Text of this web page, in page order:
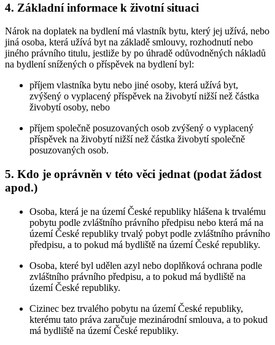
4. Základní informace k životní situaci
Nárok na doplatek na bydlení má vlastník bytu, který jej užívá, nebo
jiná osoba, která užívá byt na základě smlouvy, rozhodnutí nebo
jiného právního titulu, jestliže by po úhradě odůvodněných nákladů
na bydlení snížených o příspěvek na bydlení byl:
příjem vlastníka bytu nebo jiné osoby, která užívá byt,
zvýšený o vyplacený příspěvek na živobytí nižší než částka
živobytí osoby, nebo
příjem společně posuzovaných osob zvýšený o vyplacený
příspěvek na živobytí nižší než částka živobytí společně
posuzovaných osob.
5. Kdo je oprávněn v této věci jednat (podat žádost
apod.)
Osoba, která je na území České republiky hlášena k trvalému
pobytu podle zvláštního právního předpisu nebo která má na
území České republiky trvalý pobyt podle zvláštního právního
předpisu, a to pokud má bydliště na území České republiky.
Osoba, které byl udělen azyl nebo doplňková ochrana podle
zvláštního právního předpisu, a to pokud má bydliště na
území České republiky.
Cizinec bez trvalého pobytu na území České republiky,
kterému tato práva zaručuje mezinárodní smlouva, a to pokud
má bydliště na území České republiky.